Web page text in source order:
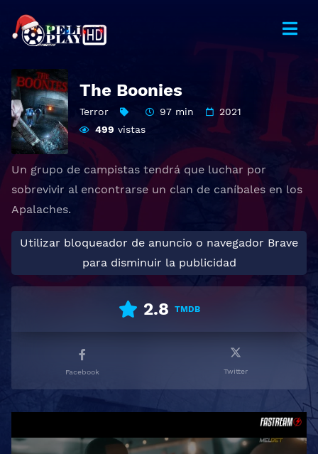
The Boonies
Terror 97 min
2021
499 vistas
Un grupo de campistas tendrá que luchar por
sobrevivir al encontrarse un clan de caníbales en los
Apalaches.
Utilizar bloqueador de anuncio o navegador Brave
para disminuir la publicidad
2.8 TMDB
Facebook Twitter